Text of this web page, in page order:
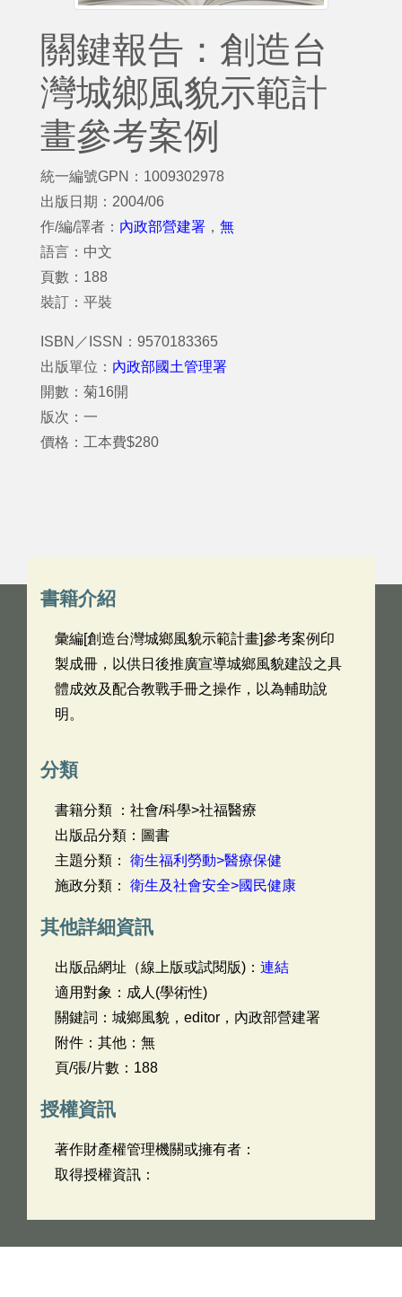
關鍵報告：創造台
灣城鄉風貌示範計
畫參考案例
統一編號GPN：1009302978
出版日期：2004/06
作/編/譯者： 內政部營建署 ， 無
語言：中文
頁數：188
裝訂：平裝
ISBN／ISSN：9570183365
出版單位： 內政部國土管理署
開數：菊16開
版次：一
價格：工本費$280
書籍介紹
彙編[創造台灣城鄉風貌示範計畫]參考案例印
製成冊，以供日後推廣宣導城鄉風貌建設之具
體成效及配合教戰手冊之操作，以為輔助說
明。
分類
書籍分類 ：社會/科學>社福醫療
出版品分類：圖書
主題分類： 衛生福利勞動>醫療保健
施政分類： 衛生及社會安全>國民健康
其他詳細資訊
出版品網址（線上版或試閱版)： 連結
適用對象：成人(學術性)
關鍵詞：城鄉風貌，editor，內政部營建署
附件：其他：無
頁/張/片數：188
授權資訊
著作財產權管理機關或擁有者：
取得授權資訊：